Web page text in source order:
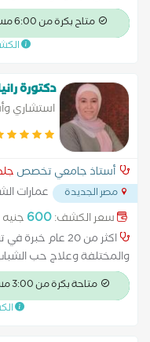
تجميل الجلد عضو الاكادميه
متاح بكرة من 6:00 مساءً
دكتورة
استشاري
أستاذ جامعي تخصص
مصر الجديدة
عمارات
الجوي ارض الجولف...سعر الكشف:600 جنيه
اكثر من 20 عام
والمختلفة وعلاج حب
الثاليل والزوايد الجلدية
التجميل المختلفة لعلاج
والميزوثيرابي والسكين
متاحة بكرة من 3:00 مساءً